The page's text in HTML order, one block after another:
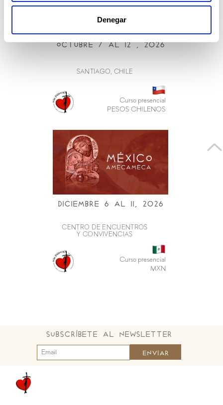
Denegar
Octubre 7 al i2 , 2026
SANTIAGO, CHILE
Curso presencial
PESOS CHILENOS
Diciembre 6 al ii, 2026
CENTRO DE ENCUENTROS
Y CONVIVENCIAS
Curso presencial
MXN
Subscríbete al Newsletter